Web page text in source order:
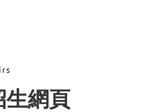
生網頁